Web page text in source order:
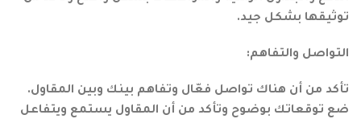
توثيقها بشكل جيد.
التواصل والتفاهم:
تأكد من أن هناك تواصل فعّال وتفاهم بينك وبين المقاول.
ضع توقعاتك بوضوح وتأكد من أن المقاول يستمع ويتفاعل